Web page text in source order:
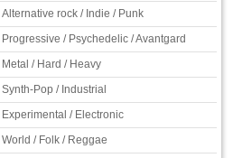
Alternative rock / Indie / Punk
Progressive / Psychedelic / Avantgard
Metal / Hard / Heavy
Synth-Pop / Industrial
Experimental / Electronic
World / Folk / Reggae